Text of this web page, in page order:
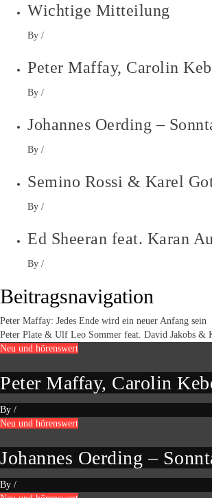
Wichtige Mitteilung
By /
Peter Maffay, Carolin
By /
Johannes Oerding –
By /
Semino Rossi & Karel
By /
Ed Sheeran feat. Karan
By /
Beitragsnavigation
Peter Maffay: Jedes Ende wird ein neuer Anfang sein
Peter Plate & Ulf Leo Sommer feat. David Jakobs &
Neu und hörenswert
Peter Maffay, Carolin
By /
Neu und hörenswert
Johannes Oerding –
By /